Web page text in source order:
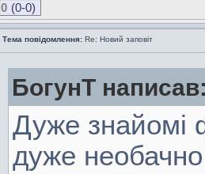
0 (0-0)
Тема повідомлення: Re: Новий заповіт
БогунТ
Дуже знайомі
дуже